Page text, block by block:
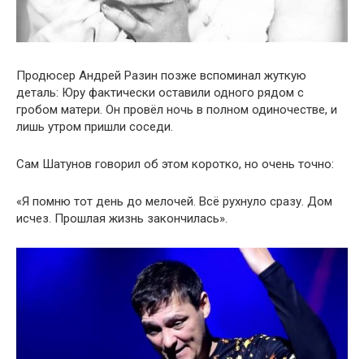
Продюсер Андрей Разин позже вспоминал жуткую
деталь: Юру фактически оставили одного рядом с
гробом матери. Он провёл ночь в полном одиночестве, и
лишь утром пришли соседи.
Сам Шатунов говорил об этом коротко, но очень точно:
«Я помню тот день до мелочей. Всё рухнуло сразу. Дом
исчез. Прошлая жизнь закончилась».